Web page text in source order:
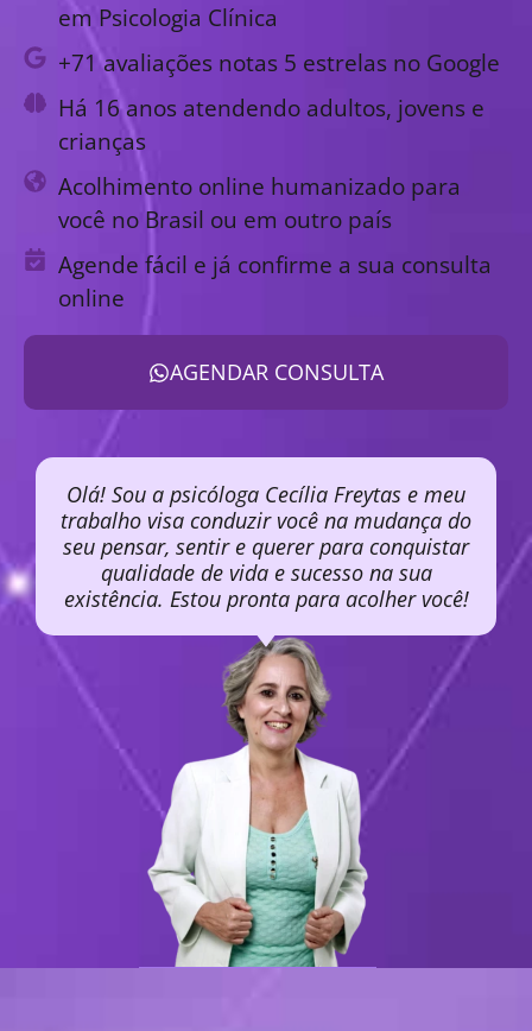
em Psicologia Clínica
+71 avaliações notas 5 estrelas no Google
Há 16 anos atendendo adultos, jovens e
crianças
Acolhimento online humanizado para
você no Brasil ou em outro país
Agende fácil e já confirme a sua consulta
online
AGENDAR CONSULTA
Olá! Sou a psicóloga Cecília Freytas e meu
trabalho visa conduzir você na mudança do
seu pensar, sentir e querer para conquistar
qualidade de vida e sucesso na sua
existência. Estou pronta para acolher você!